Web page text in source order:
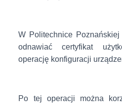
W Politechnice
odnawiać certyfikat
operację konfiguracji
Po tej operacji można